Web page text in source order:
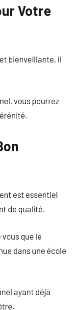
Votre
bienveillante, il
vous pourrez
est essentiel
de qualité.
que le
dans une école
ayant déjà